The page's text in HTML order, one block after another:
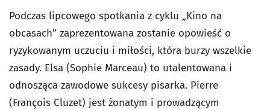
Podczas lipcowego spotkania z cyklu „Kino na
obcasach” zaprezentowana zostanie opowieść o
ryzykowanym uczuciu i miłości, która burzy wszelkie
zasady. Elsa (Sophie Marceau) to utalentowana i
odnosząca zawodowe sukcesy pisarka. Pierre
(François Cluzet) jest żonatym i prowadzącym